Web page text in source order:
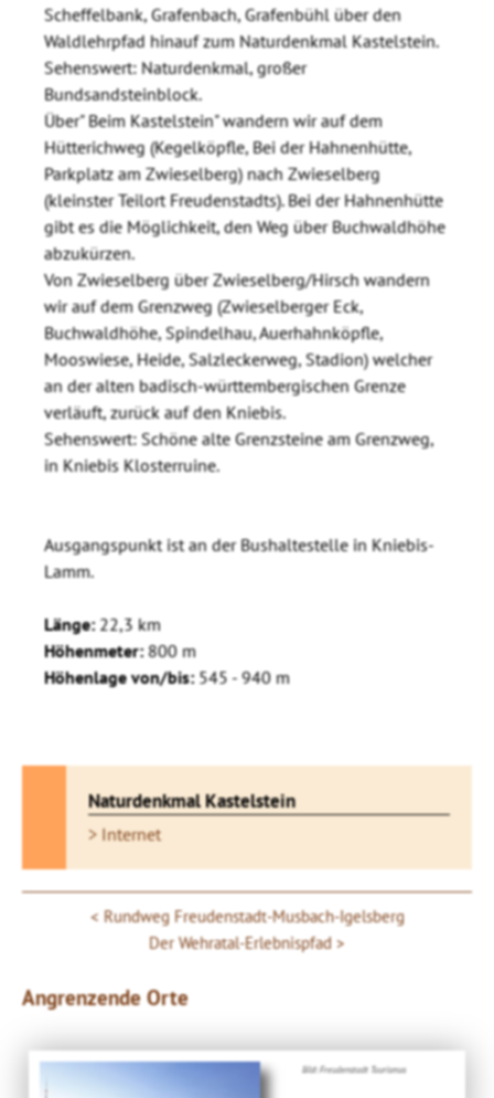
Scheffelbank, Grafenbach, Grafenbühl über den
Waldlehrpfad hinauf zum Naturdenkmal Kastelstein.
Sehenswert: Naturdenkmal, großer
Bundsandsteinblock.
Über" Beim Kastelstein" wandern wir auf dem
Hütterichweg (Kegelköpfle, Bei der Hahnenhütte,
Parkplatz am Zwieselberg) nach Zwieselberg
(kleinster Teilort Freudenstadts). Bei der Hahnenhütte
gibt es die Möglichkeit, den Weg über Buchwaldhöhe
abzukürzen.
Von Zwieselberg über Zwieselberg/Hirsch wandern
wir auf dem Grenzweg (Zwieselberger Eck,
Buchwaldhöhe, Spindelhau, Auerhahnköpfle,
Mooswiese, Heide, Salzleckerweg, Stadion) welcher
an der alten badisch-württembergischen Grenze
verläuft, zurück auf den Kniebis.
Sehenswert: Schöne alte Grenzsteine am Grenzweg,
in Kniebis Klosterruine.
Ausgangspunkt ist an der Bushaltestelle in Kniebis-
Lamm.
Länge:22,3 km
Höhenmeter:800 m
Höhenlage von/bis:545 - 940 m
Naturdenkmal Kastelstein
> Internet
Rundweg Freudenstadt-Musbach-Igelsberg
Der Wehratal-Erlebnispfad
Angrenzende Orte
Bild: Freudenstadt Tourismus